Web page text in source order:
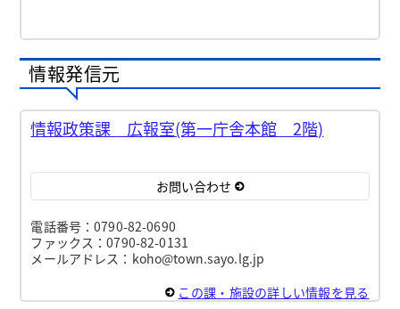
情報発信元
情報政策課 広報室(第一庁舎本館 2階)
お問い合わせ
電話番号：0790-82-0690
ファックス：0790-82-0131
メールアドレス：koho@town.sayo.lg.jp
この課・施設の詳しい情報を見る